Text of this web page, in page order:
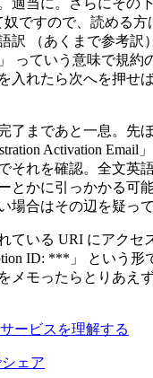
ですので、読める方
訳 （あくまで参考訳
っていう意味で規約
入れたら次へを押せ
了まであと一息。先
Activation Email
それを確認。全文英
とかに引っかかる可
場合はその辺を疑っ
ている URI にアクセ
ID: ***」 という
メモったらとりあえ
サービスを理解する
ェア